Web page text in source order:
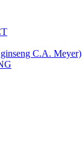
C.A. Meyer)